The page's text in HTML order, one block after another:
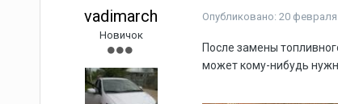
vadimarch
Новичок
Опубликовано: 20 февраля
После замены
может кому-нибудь